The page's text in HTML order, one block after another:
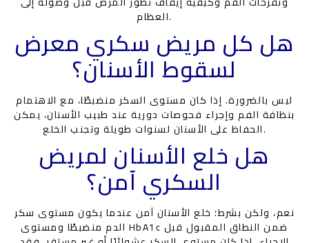
العظام.
هل كل مريض سكري معرض
لسقوط الأسنان؟
ليس بالضرورة. إذا كان مستوى السكر منضبطًا، مع الاهتمام
بنظافة الفم وإجراء فحوصات دورية عند طبيب الأسنان، يمكن
الحفاظ على الأسنان لسنوات طويلة وتجنب الخلع.
هل خلع الأسنان لمريض
السكري آمن؟
نعم، ولكن بشرط؛ خلع الأسنان آمن عندما يكون مستوى سكر
الدم منضبطًا ومستوى HbA1c ضمن النطاق المقبول قبل